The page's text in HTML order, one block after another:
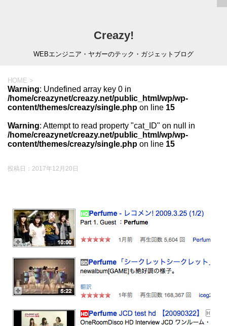
Creazy!
WEBエンジニア・ヤガーのテック・ガジェットブログ
HOME >
Warning: Undefined array key 0 in
/home/creazynet/creazy.net/public_html/wp/wp-
content/themes/creazy/single.php on line 15
Warning: Attempt to read property "cat_ID" on null in
/home/creazynet/creazy.net/public_html/wp/wp-
content/themes/creazy/single.php on line 15
投稿日： 2017年12月20日